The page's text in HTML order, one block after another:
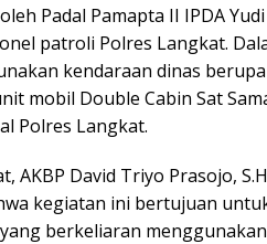
Padal Pamapta II IPDA
patroli Polres Langkat.
kendaraan dinas
mobil Double Cabin Sat
Polres Langkat.
AKBP David Triyo Prasojo,
kegiatan ini bertujuan
berkeliaran